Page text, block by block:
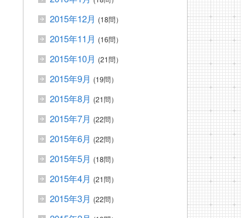
2015年12月 (18問）
2015年11月 (16問）
2015年10月 (21問）
2015年9月 (19問）
2015年8月 (21問）
2015年7月 (22問）
2015年6月 (22問）
2015年5月 (18問）
2015年4月 (21問）
2015年3月 (22問）